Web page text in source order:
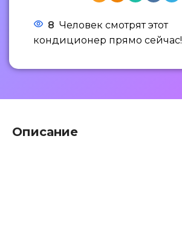
8 Человек смотрят этот
кондиционер прямо сейчас!
Описание